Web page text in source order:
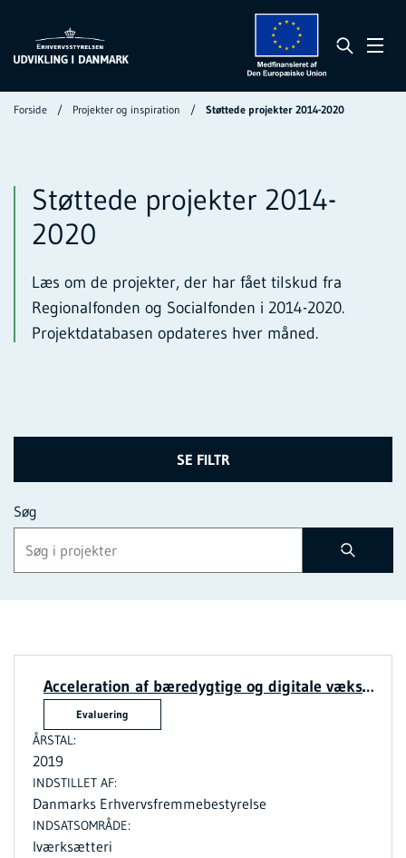
Forside Projekter og inspiration Støttede projekter 2014-2020
Støttede projekter 2014-
2020
Læs om de projekter, der har fået tilskud fra
Regionalfonden og Socialfonden i 2014-2020.
Projektdatabasen opdateres hver måned.
SE FILTR
Søg
Acceleration af bæredygtige og digitale vækstiværksættere i Region Sjælland
Evaluering
2019
Danmarks Erhvervsfremmebestyrelse
Iværksætteri